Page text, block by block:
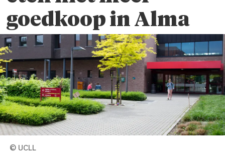
goedkoop in Alma
© UCLL